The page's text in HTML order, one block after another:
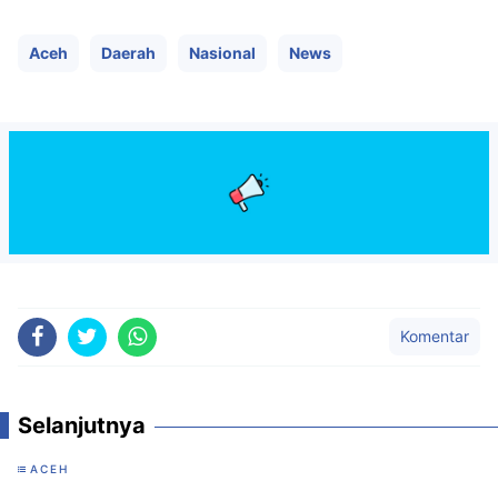
Aceh Daerah Nasional News
Komentar
Selanjutnya
ACEH